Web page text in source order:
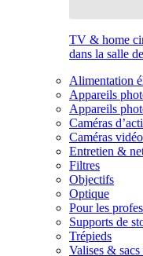
TV & home
dans la salle
Alimentation
Appareils
Appareils
Caméras
Caméras vidéo
Entretien &
Filtres
Objectifs
Optique
Pour les
Supports de
Trépieds
Valises &